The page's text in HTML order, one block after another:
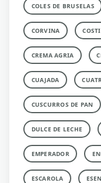
COLES DE BRUSELAS
CORVINA
CREMA AGRIA
CUAJADA
CUSCURROS DE PAN
DULCE DE LECHE
EMPERADOR
ESCAROLA